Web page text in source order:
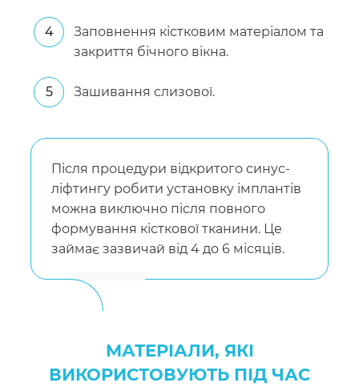
Заповнення кістковим матеріалом та
закриття бічного вікна.
Зашивання слизової.
Після процедури відкритого синус-
ліфтингу робити установку імплантів
можна виключно після повного
формування кісткової тканини. Це
займає зазвичай від 4 до 6 місяців.
МАТЕРІАЛИ, ЯКІ
ВИКОРИСТОВУЮТЬ ПІД ЧАС